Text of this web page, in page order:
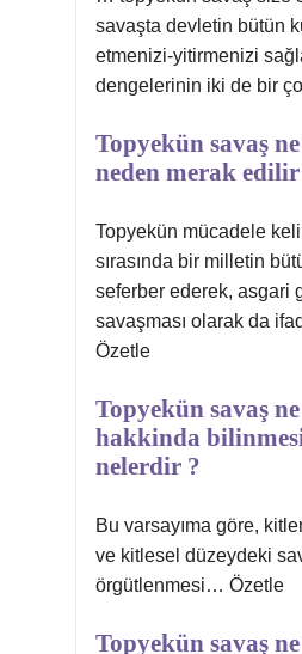
savaşta devletin bütün
etmenizi-yitirmenizi
dengelerinin iki de bir
Topyekün savaş
neden merak
Topyekün mücadele
sırasında bir milletin
seferber ederek, asgari
savaşması olarak da
Özetle
Topyekün savaş
hakkinda
nelerdir ?
Bu varsayıma göre,
ve kitlesel düzeydeki
örgütlenmesi… Özetle
Topyekün savaş